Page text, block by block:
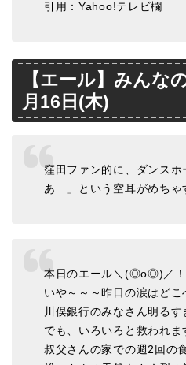
引用：Yahoo!テレビ欄
【エール】みん
月16日(木)
窪田ファン的に、ダンス
あ…」という空耳がめちゃ
本日のエール＼(◎o◎)／！
いや～～～昨日の涙はどこ
川俣銀行のみなさん明るす
でも、いろいろと救われま
叔父さんの家での週2回の